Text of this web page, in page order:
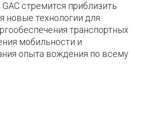
стремится приблизить
новые технологии для
транспортных
мобильности и
опыта вождения по всему